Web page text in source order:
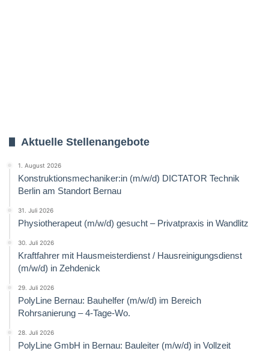
Aktuelle Stellenangebote
1. August 2026
Konstruktionsmechaniker:in (m/w/d) DICTATOR Technik
Berlin am Standort Bernau
31. Juli 2026
Physiotherapeut (m/w/d) gesucht – Privatpraxis in Wandlitz
30. Juli 2026
Kraftfahrer mit Hausmeisterdienst / Hausreinigungsdienst
(m/w/d) in Zehdenick
29. Juli 2026
PolyLine Bernau: Bauhelfer (m/w/d) im Bereich
Rohrsanierung – 4-Tage-Wo.
28. Juli 2026
PolyLine GmbH in Bernau: Bauleiter (m/w/d) in Vollzeit